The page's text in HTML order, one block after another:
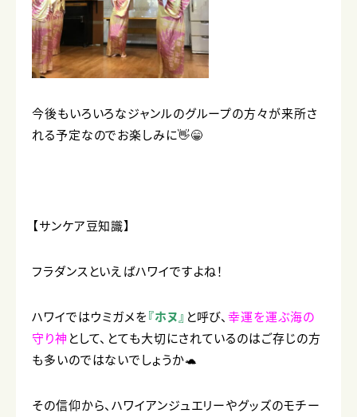
今後もいろいろなジャンルのグループの方々が来所さ
れる予定なのでお楽しみに👋😁
【サンケア豆知識】
フラダンスといえばハワイですよね！
ハワイではウミガメを『ホヌ』 と呼び、幸運を運ぶ海の
守り神 として、とても大切にされているのはご存じの方
も多いのではないでしょうか🐢
その信仰から、ハワイアンジュエリーやグッズのモチー